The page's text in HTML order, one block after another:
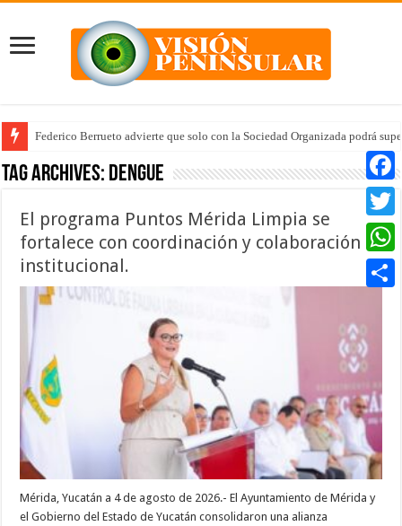
Federico Berrueto advierte que solo con la Sociedad Organizada podrá
Arrancan la tercera etapa de Médico 24/7
Tag Archives: Dengue
El programa Puntos Mérida Limpia se
fortalece con coordinación y colaboración
institucional.
Mérida, Yucatán a 4 de agosto de 2026.- El Ayuntamiento de Mérida y
el Gobierno del Estado de Yucatán consolidaron una alianza
Twitter